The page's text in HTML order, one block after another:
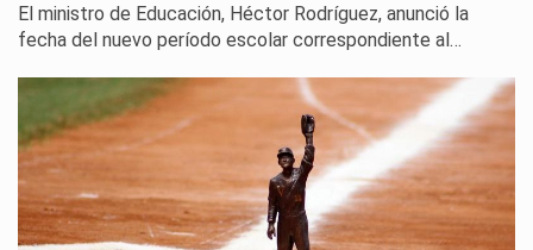
El ministro de Educación, Héctor Rodríguez, anunció la
fecha del nuevo período escolar correspondiente al…